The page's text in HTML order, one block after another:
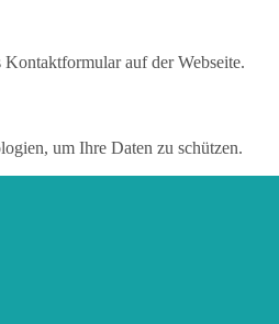
auf der Webseite.
um Ihre Daten zu schützen.